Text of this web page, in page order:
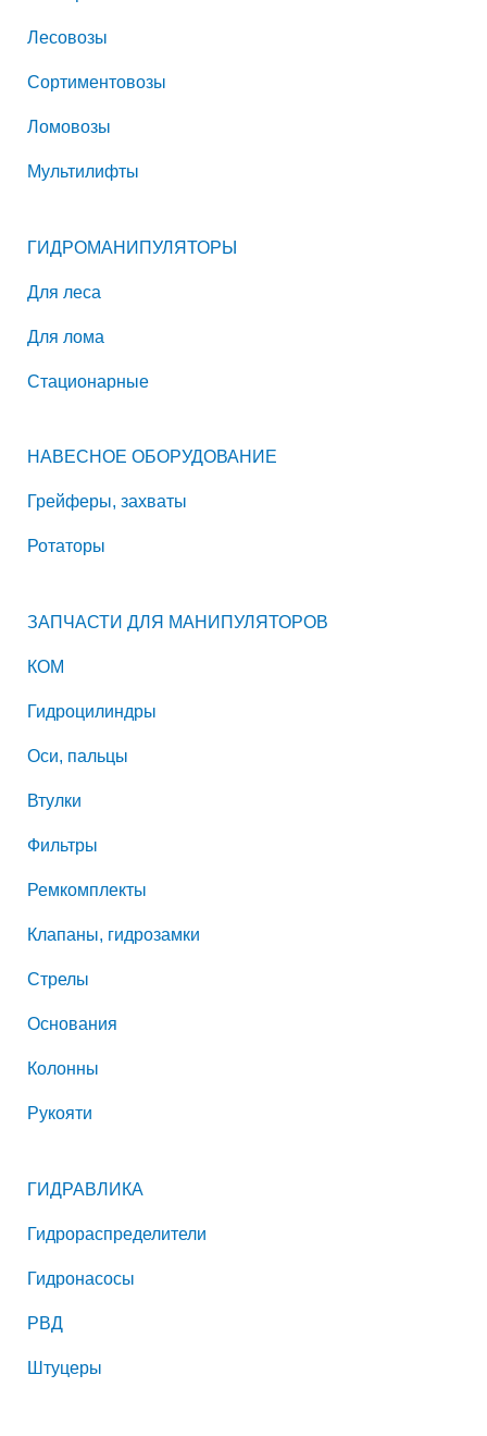
Лесовозы
Сортиментовозы
Ломовозы
Мультилифты
ГИДРОМАНИПУЛЯТОРЫ
Для леса
Для лома
Стационарные
НАВЕСНОЕ ОБОРУДОВАНИЕ
Грейферы, захваты
Ротаторы
ЗАПЧАСТИ ДЛЯ МАНИПУЛЯТОРОВ
КОМ
Гидроцилиндры
Оси, пальцы
Втулки
Фильтры
Ремкомплекты
Клапаны, гидрозамки
Стрелы
Основания
Колонны
Рукояти
ГИДРАВЛИКА
Гидрораспределители
Гидронасосы
РВД
Штуцеры